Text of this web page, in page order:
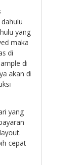
yang
maka
di
di
akan di
yang
cepat